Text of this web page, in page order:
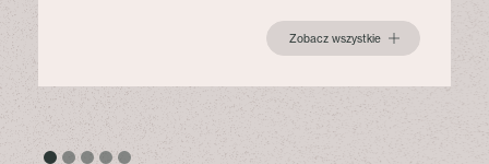
Zobacz wszystkie